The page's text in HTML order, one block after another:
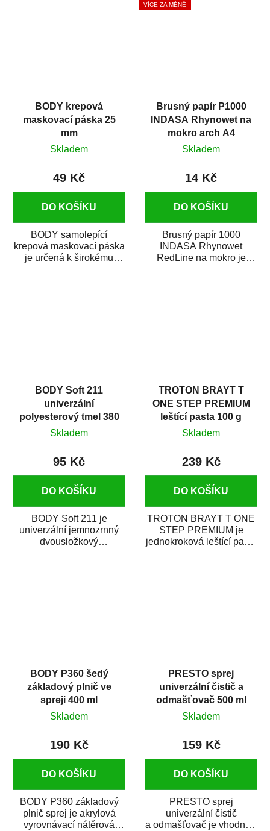
BODY krepová
maskovací páska 25
mm
Skladem
49 Kč
DO KOŠÍKU
BODY samolepící
krepová maskovací páska
je určená k širokému
VÍCE ZA MÉNĚ
Brusný papír P1000
INDASA Rhynowet na
mokro arch A4
Skladem
14 Kč
DO KOŠÍKU
Brusný papír 1000
INDASA Rhynowet
RedLine na mokro je
BODY Soft 211
univerzální
polyesterový tmel 380
g
Skladem
95 Kč
DO KOŠÍKU
BODY Soft 211 je
univerzální jemnozrnný
dvousložkový
TROTON BRAYT T
ONE STEP PREMIUM
leštící pasta 100 g
Skladem
239 Kč
DO KOŠÍKU
TROTON BRAYT T ONE
STEP PREMIUM je
jednokroková leštící pasta
BODY P360 šedý
základový plnič ve
spreji 400 ml
Skladem
190 Kč
DO KOŠÍKU
BODY P360 základový
plnič sprej je akrylová
vyrovnávací nátěrová
PRESTO sprej
univerzální čistič a
odmašťovač 500 ml
Skladem
159 Kč
DO KOŠÍKU
PRESTO sprej
univerzální čistič
a odmašťovač je vhodný k